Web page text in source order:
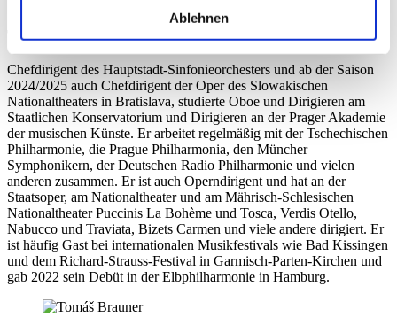
Ablehnen
Tomáš Brauner
Chefdirigent des Hauptstadt-Sinfonieorchesters und ab der Saison
2024/2025 auch Chefdirigent der Oper des Slowakischen
Nationaltheaters in Bratislava, studierte Oboe und Dirigieren am
Staatlichen Konservatorium und Dirigieren an der Prager Akademie
der musischen Künste. Er arbeitet regelmäßig mit der Tschechischen
Philharmonie, die Prague Philharmonia, den Müncher
Symphonikern, der Deutschen Radio Philharmonie und vielen
anderen zusammen. Er ist auch Operndirigent und hat an der
Staatsoper, am Nationaltheater und am Mährisch-Schlesischen
Nationaltheater Puccinis La Bohème und Tosca, Verdis Otello,
Nabucco und Traviata, Bizets Carmen und viele andere dirigiert. Er
ist häufig Gast bei internationalen Musikfestivals wie Bad Kissingen
und dem Richard-Strauss-Festival in Garmisch-Parten-Kirchen und
gab 2022 sein Debüt in der Elbphilharmonie in Hamburg.